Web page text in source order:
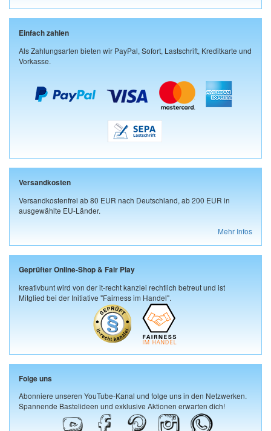
Einfach zahlen
Als Zahlungsarten bieten wir PayPal, Sofort, Lastschrift, Kreditkarte und
Vorkasse.
Versandkosten
Versandkostenfrei ab 80 EUR nach Deutschland, ab 200 EUR in
ausgewählte EU-Länder.
Mehr Infos
Geprüfter Online-Shop & Fair Play
kreativbunt wird von der it-recht kanzlei rechtlich betreut und ist
Mitglied bei der Initiative "Fairness im Handel".
Folge uns
Abonniere unseren YouTube-Kanal und folge uns in den Netzwerken.
Spannende Bastelideen und exklusive Aktionen erwarten dich!